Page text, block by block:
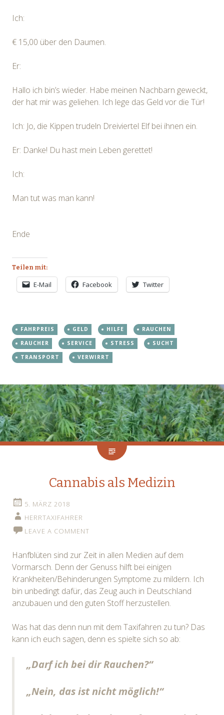
Ich:
€ 15,00 über den Daumen.
Er:
Hallo ich bin’s wieder. Habe meinen Nachbarn geweckt,
der hat mir was geliehen. Ich lege das Geld vor die Tür!
Ich: Jo, die Kippen trudeln Dreiviertel Elf bei ihnen ein.
Er: Danke! Du hast mein Leben gerettet!
Ich:
Man tut was man kann!
Ende
Teilen mit:
E-Mail Facebook Twitter
FAHRPREIS GELD HILFE
RAUCHEN
RAUCHER
SERVICE STRESS
SUCHT
TRANSPORT
VERWIRRT
Cannabis als Medizin
5. MÄRZ 2018
HERRTAXIFAHRER
LEAVE A COMMENT
Hanfblüten sind zur Zeit in allen Medien auf dem
Vormarsch. Denn der Genuss hilft bei einigen
Krankheiten/Behinderungen Symptome zu mildern. Ich
bin unbedingt dafür, das Zeug auch in Deutschland
anzubauen und den guten Stoff herzustellen.
Was hat das denn nun mit dem Taxifahren zu tun? Das
kann ich euch sagen, denn es spielte sich so ab:
„Darf ich bei dir Rauchen?“
„Nein, das ist nicht möglich!“